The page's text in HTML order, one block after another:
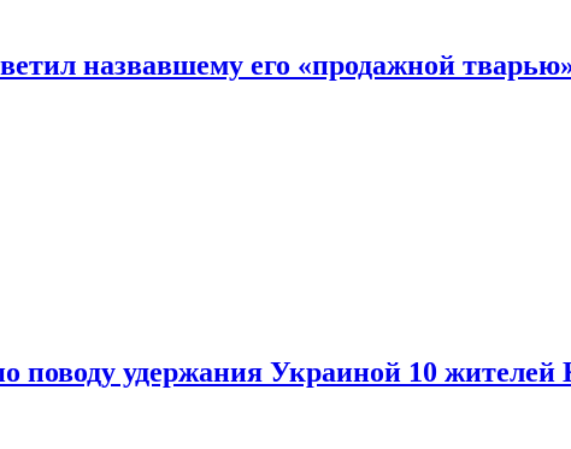
назвавшему его «продажной
удержания Украиной 10 жителей